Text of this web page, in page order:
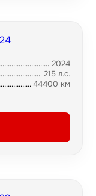
2024
215 л.с.
44400 км